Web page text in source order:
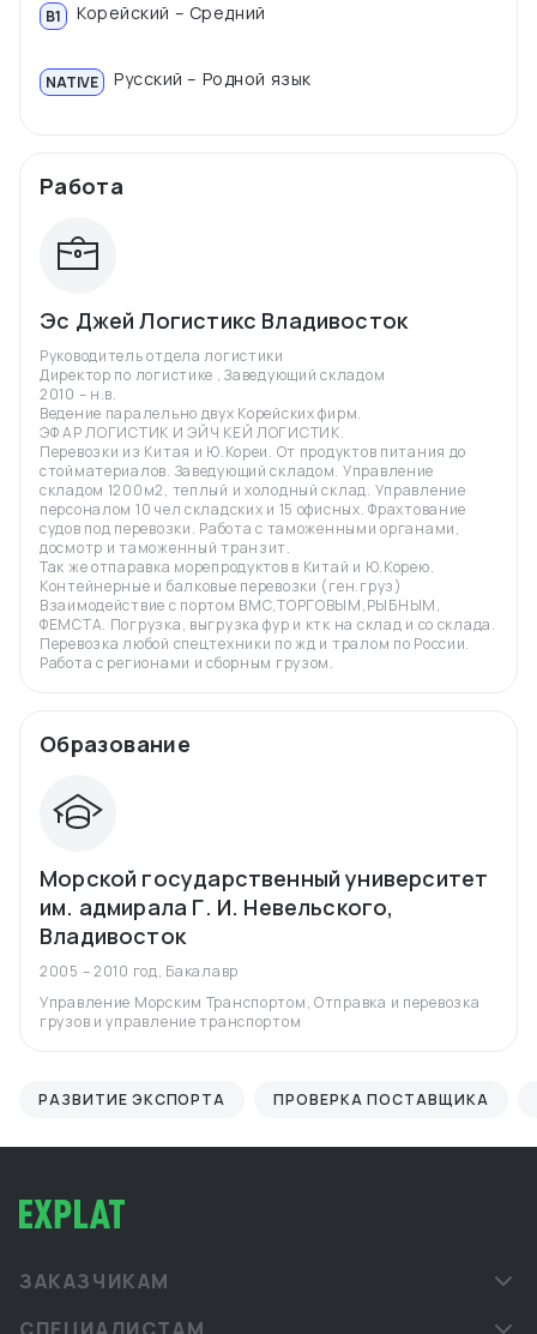
B1 Корейский – Средний
NATIVE Русский – Родной язык
Работа
Эс Джей Логистикс Владивосток
Руководитель отдела логистики
Директор по логистике , Заведующий складом
2010 – н.в.
Ведение паралельно двух Корейских фирм.
ЭФ АР ЛОГИСТИК И ЭЙЧ КЕЙ ЛОГИСТИК.
Перевозки из Китая и Ю.Кореи. От продуктов питания до
стойматериалов. Заведующий складом. Управление
складом 1200м2, теплый и холодный склад. Управление
персоналом 10 чел складских и 15 офисных. Фрахтование
судов под перевозки. Работа с таможенными органами,
досмотр и таможенный транзит.
Так же отпаравка морепродуктов в Китай и Ю.Корею.
Контейнерные и балковые перевозки (ген.груз)
Взаимодействие с портом ВМС,ТОРГОВЫМ,РЫБНЫМ,
ФЕМСТА. Погрузка, выгрузка фур и ктк на склад и со склада.
Перевозка любой спецтехники по жд и тралом по России.
Работа с регионами и сборным грузом.
Образование
Морской государственный университет
им. адмирала Г. И. Невельского,
Владивосток
2005 – 2010 год, Бакалавр
Управление Морским Транспортом, Отправка и перевозка
грузов и управление транспортом
РАЗВИТИЕ ЭКСПОРТА ПРОВЕРКА ПОСТАВЩИКА
ЗАКАЗЧИКАМ